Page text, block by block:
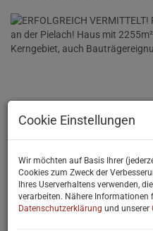
Cookie Einstellungen
Wir möchten auf Basis Ihrer
Cookies zum Zweck der
Ihres Userverhaltens verwenden,
verarbeiten. Nähere Informationen
Datenschutzerklärung und unserer